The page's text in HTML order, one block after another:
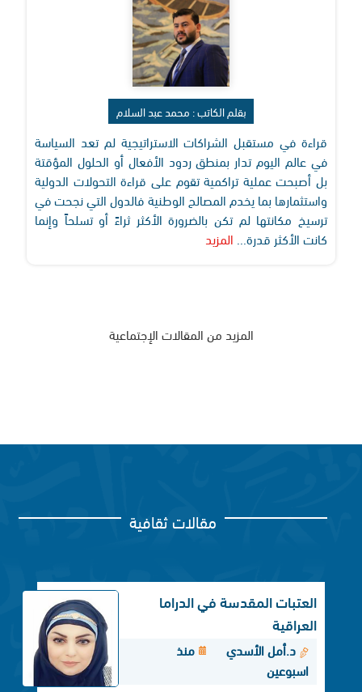
بقلم الكاتب : محمد عبد السلام
قراءة في مستقبل الشراكات الاستراتيجية لم تعد السياسة
في عالم اليوم تدار بمنطق ردود الأفعال أو الحلول المؤقتة
بل أصبحت عملية تراكمية تقوم على قراءة التحولات الدولية
واستثمارها بما يخدم المصالح الوطنية فالدول التي نجحت في
ترسيخ مكانتها لم تكن بالضرورة الأكثر ثراءً أو تسلحاً وإنما
كانت الأكثر قدرة... المزيد
المزيد من المقالات الإجتماعية
مقالات ثقافية
العتبات المقدسة في الدراما
العراقية
د.أمل الأسدي
منذ
اسبوعين